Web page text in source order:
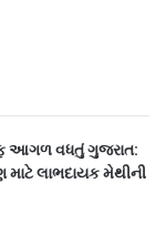
આગળ વધતું ગુજરાત:
લાભદાયક મેથીની